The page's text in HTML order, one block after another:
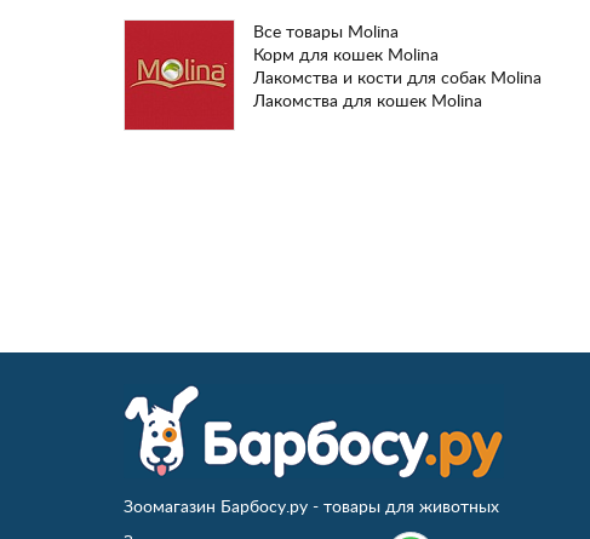
Все товары Molina
Корм для кошек Molina
Лакомства и кости для собак Molina
Лакомства для кошек Molina
Зоомагазин Барбосу.ру - товары для животных